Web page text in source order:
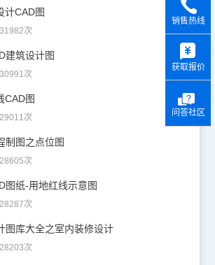
计CAD图
次
建筑设计图
次
CAD图
次
制图之点位图
次
图纸-用地红线示意图
次
图库大全之室内装修设计
次
销售热线
获取报价
问答社区